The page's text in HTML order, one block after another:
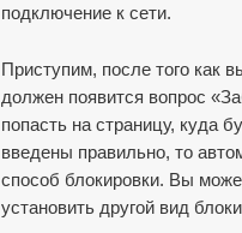
подключение к сети.
Приступим, после того как
должен появится вопрос
попасть на страницу, куда
введены правильно, то
способ блокировки. Вы
установить другой вид